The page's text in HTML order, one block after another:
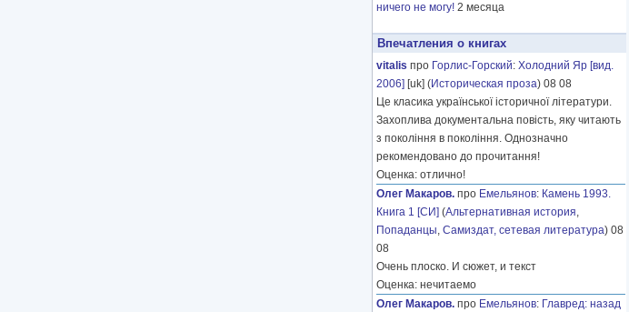
ничего не могу! 2 месяца
Впечатления о книгах
vitalis про Горлис-Горский: Холодний Яр [вид.
2006] [uk] (Историческая проза) 08 08
Це класика української історичної літератури.
Захоплива документальна повість, яку читають
з покоління в покоління. Однозначно
рекомендовано до прочитання!
Оценка: отлично!
Олег Макаров. про Емельянов: Камень 1993.
Книга 1 [СИ] (Альтернативная история,
Попаданцы, Самиздат, сетевая литература) 08
08
Очень плоско. И сюжет, и текст
Оценка: нечитаемо
Олег Макаров. про Емельянов: Главред: назад